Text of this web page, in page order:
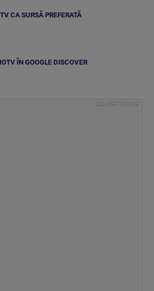
CA SURSĂ PREFERATĂ
ÎN GOOGLE DISCOVER